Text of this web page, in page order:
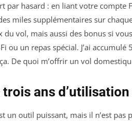
par hasard : en liant votre compte
miles supplémentaires sur
du vol, mais aussi des bonus si
ou un repas spécial. J’ai accumulé
De quoi m’offrir un vol
ans d’utilisation
un outil puissant, mais il n’est pas